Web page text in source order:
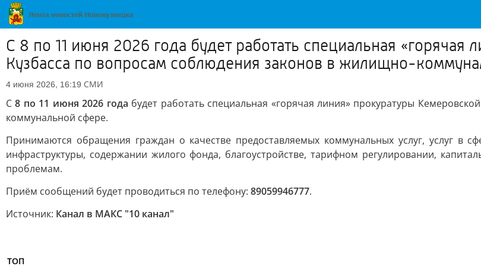
С 8 по 11 июня 2026 года будет работать специальная
Кузбасса по вопросам соблюдения законов в жилищно-
4 июня 2026, 16:19 СМИ
С 8 по 11 июня 2026 года будет работать специальная «горячая линия» прокуратуры
коммунальной сфере.
Принимаются обращения граждан о качестве предоставляемых коммунальных услуг, услуг в
инфраструктуры, содержании жилого фонда, благоустройстве, тарифном регулировании,
проблемам.
Приём сообщений будет проводиться по телефону: 89059946777.
Источник: Канал в МАКС "10 канал"
ТОП